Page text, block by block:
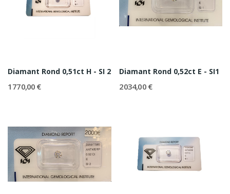
Diamant Rond 0,51ct H - SI 2
1 770,00 €
Diamant Rond 0,52ct E - SI1
2 034,00 €